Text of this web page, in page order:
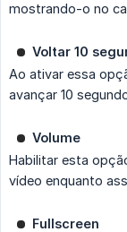
mostrando-o no
Voltar 10
Ao ativar essa
avançar 10
Volume
Habilitar esta
vídeo enquanto
Fullscreen